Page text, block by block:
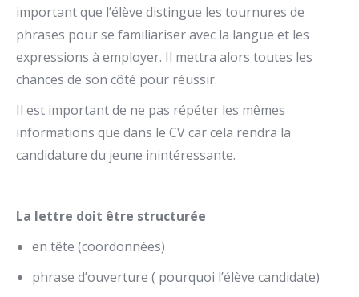
important que l’élève distingue les tournures de
phrases pour se familiariser avec la langue et les
expressions à employer. Il mettra alors toutes les
chances de son côté pour réussir.
Il est important de ne pas répéter les mêmes
informations que dans le CV car cela rendra la
candidature du jeune inintéressante.
La lettre doit être structurée
en tête (coordonnées)
phrase d’ouverture ( pourquoi l’élève candidate)